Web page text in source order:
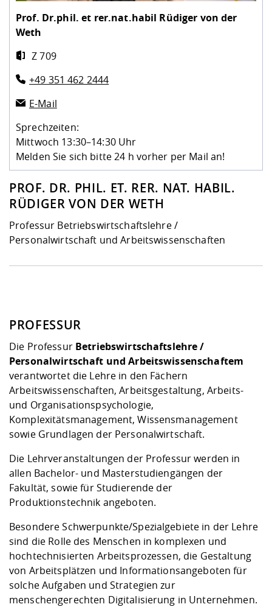
Fremdsprachen
Arbeit
Informatik/
Unternehmen
Kontakt und Anfahrt
Qualitätssicherung
PROF. DR. PHIL. ET. RER. NAT. HABIL.
RÜDIGER VON DER WETH
Professur Betriebswirtschaftslehre /
Personalwirtschaft und Arbeitswissenschaften
PROFESSUR
Die Professur Betriebswirtschaftslehre /
Personalwirtschaft undArbeitswissenschaftem
verantwortet die Lehre in den Fächern
Arbeitswissenschaften, Arbeitsgestaltung, Arbeits-
und Organisationspsychologie,
Komplexitätsmanagement, Wissensmanagement
sowie Grundlagen der Personalwirtschaft.
Die Lehrveranstaltungen der Professur werden in
allen Bachelor- und Masterstudiengängen der
Fakultät, sowie für Studierende der
Produktionstechnik angeboten.
Besondere Schwerpunkte/Spezialgebiete in der Lehre
sind die Rolle des Menschen in komplexen und
hochtechnisierten Arbeitsprozessen, die Gestaltung
von Arbeitsplätzen und Informationsangeboten für
solche Aufgaben und Strategien zur
menschengerechten Digitalisierung in Unternehmen.
Prof. Dr.phil. et rer.nat.habil Rüdiger von der
Weth
Z 709
+49 351 462 2444
E-Mail
Sprechzeiten:
Mittwoch 13:30–14:30 Uhr
Melden Sie sich bitte 24 h vorher per Mail an!